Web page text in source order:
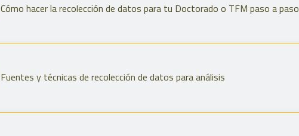
Cómo hacer la recolección de datos para tu Doctorado o TFM paso a paso
Fuentes y técnicas de recolección de datos para análisis